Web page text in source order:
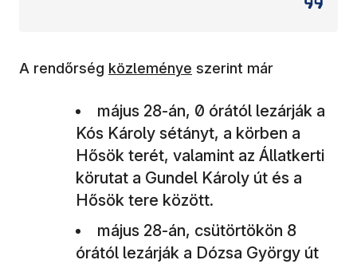
A rendőrség közleménye szerint már
május 28-án, 0 órától lezárják a
Kós Károly sétányt, a körben a
Hősök terét, valamint az Állatkerti
körutat a Gundel Károly út és a
Hősök tere között.
május 28-án, csütörtökön 8
órától lezárják a Dózsa György út